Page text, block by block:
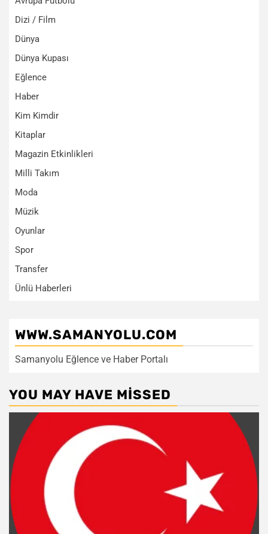
Dizi / Film
Dünya
Dünya Kupası
Eğlence
Haber
Kim Kimdir
Kitaplar
Magazin Etkinlikleri
Milli Takım
Moda
Müzik
Oyunlar
Spor
Transfer
Ünlü Haberleri
WWW.SAMANYOLU.COM
Samanyolu Eğlence ve Haber Portalı
YOU MAY HAVE MISSED